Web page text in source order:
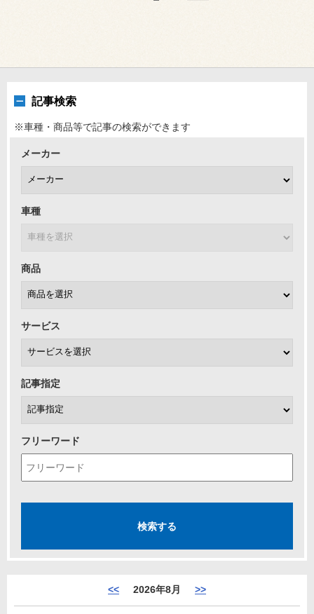
記事検索
※車種・商品等で記事の検索ができます
メーカー
車種
商品
サービス
記事指定
フリーワード
<< 2026年8月 >>